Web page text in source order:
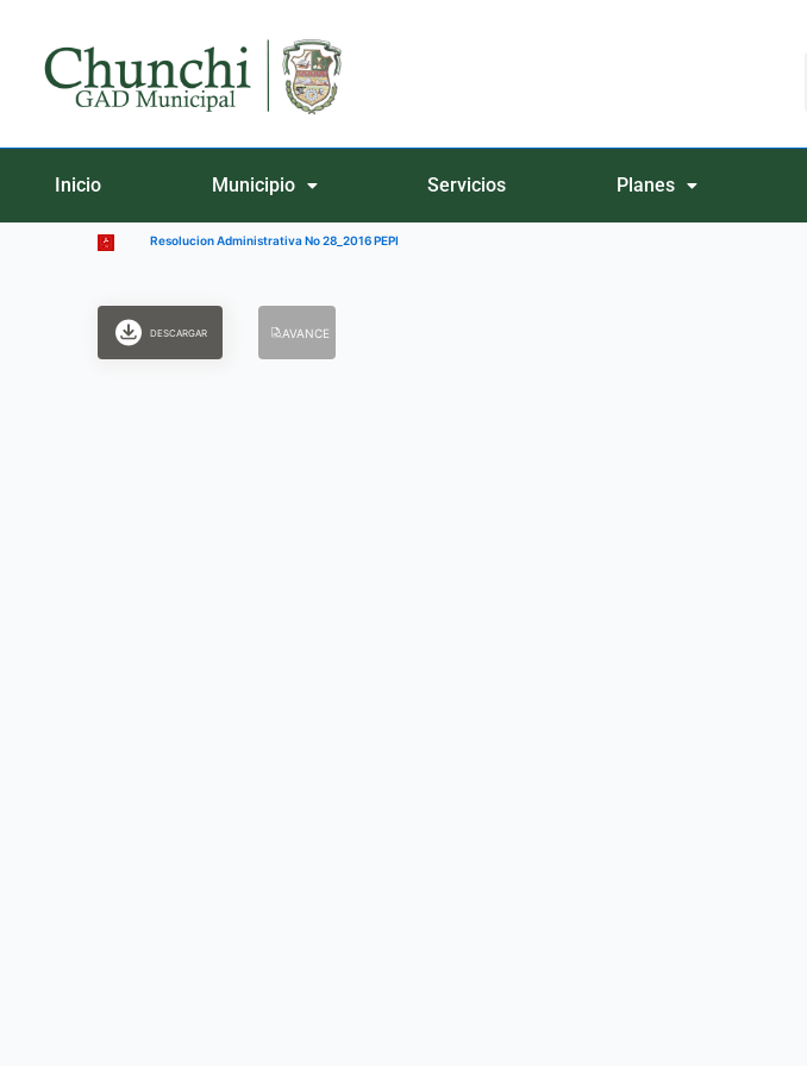
contenido
Inicio Municipio Servicios Planes
Resolucion Administrativa No 28_2016 PEPI
DESCARGAR AVANCE